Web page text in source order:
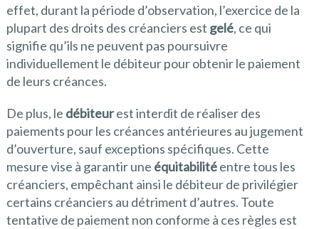
effet, durant la période d’observation, l’exercice de la
plupart des droits des créanciers est gelé, ce qui
signifie qu’ils ne peuvent pas poursuivre
individuellement le débiteur pour obtenir le paiement
de leurs créances.
De plus, le débiteurest interdit de réaliser des
paiements pour les créances antérieures au jugement
d’ouverture, sauf exceptions spécifiques. Cette
mesure vise à garantir une équitabilitéentre tous les
créanciers, empêchant ainsi le débiteur de privilégier
certains créanciers au détriment d’autres. Toute
tentative de paiement non conforme à ces règles est